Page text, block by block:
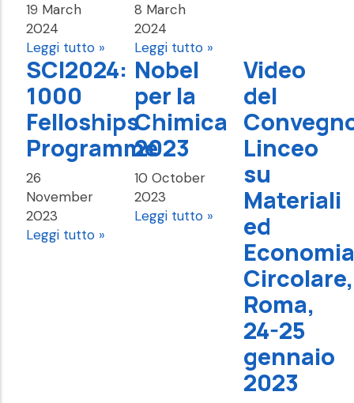
19 March
2024
Leggi tutto »
8 March
2024
Leggi tutto »
SCI2024:
1000
Felloships
Programme
26
November
2023
Leggi tutto »
Nobel
per la
Chimica
2023
10 October
2023
Leggi tutto »
Video
del
Linceo
su
Materiali
ed
Economia
Circolare,
Roma,
24-25
gennaio
2023